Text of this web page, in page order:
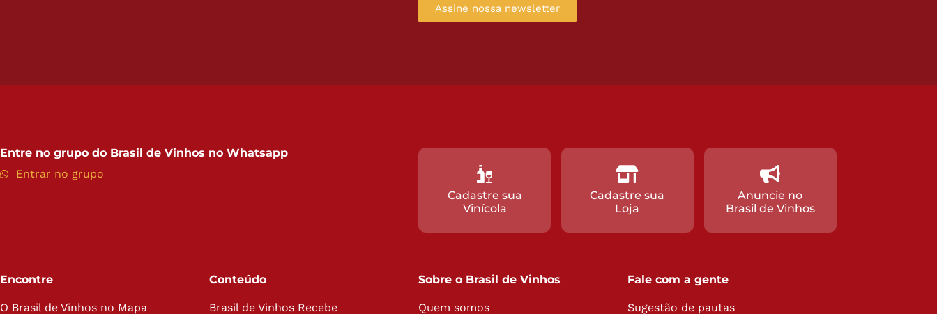
Assine nossa newsletter
Entre no grupo do Brasil de Vinhos no Whatsapp
Entrar no grupo
Cadastre sua
Vinícola
Cadastre sua
Loja
Anuncie no
Brasil de Vinhos
Encontre
O Brasil de Vinhos no Mapa
Conteúdo
Brasil de Vinhos Recebe
Sobre o Brasil de Vinhos
Quem somos
Fale com a gente
Sugestão de pautas